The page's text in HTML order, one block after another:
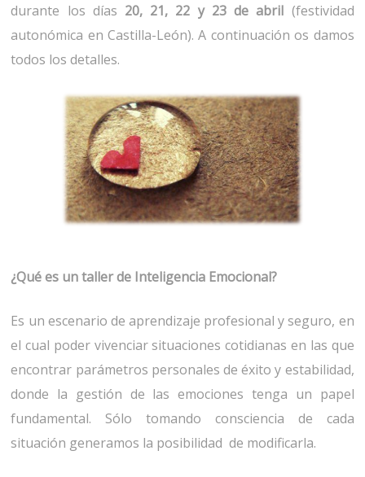
durante los días 20, 21, 22 y 23 de abril (festividad
autonómica en Castilla-León). A continuación os damos
todos los detalles.
¿Qué es un taller de Inteligencia Emocional?
Es un escenario de aprendizaje profesional y seguro, en
el cual poder vivenciar situaciones cotidianas en las que
encontrar parámetros personales de éxito y estabilidad,
donde la gestión de las emociones tenga un papel
fundamental. Sólo tomando consciencia de cada
situación generamos la posibilidad de modificarla.